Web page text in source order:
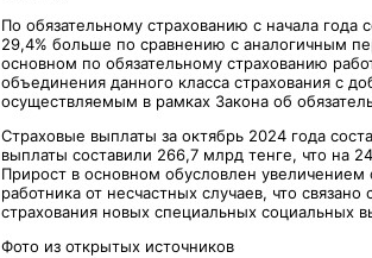
По обязательному страхованию с начала
29,4% больше по сравнению с аналогичным
основном по обязательному страхованию
объединения данного класса страхования с
осуществляемым в рамках Закона об
Страховые выплаты за октябрь 2024 года
выплаты составили 266,7 млрд тенге, что на
Прирост в основном обусловлен увеличением
работника от несчастных случаев, что
страхования новых специальных социальных
Фото из открытых источников